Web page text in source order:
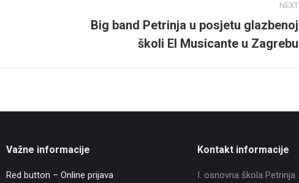
NEXT
Next
Big band Petrinja u posjetu glazbenoj
školi El Musicante u Zagrebu
Važne informacije
Red button – Online prijava
Kontakt informacije
I. osnovna škola Petrinja